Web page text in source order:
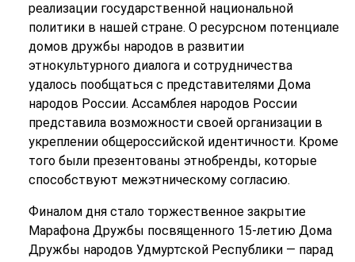
реализации государственной национальной
политики в нашей стране. О ресурсном потенциале
домов дружбы народов в развитии
этнокультурного диалога и сотрудничества
удалось пообщаться с представителями Дома
народов России. Ассамблея народов России
представила возможности своей организации в
укреплении общероссийской идентичности. Кроме
того были презентованы этнобренды, которые
способствуют межэтническому согласию.
Финалом дня стало торжественное закрытие
Марафона Дружбы посвященного 15-летию Дома
Дружбы народов Удмуртской Республики — парад